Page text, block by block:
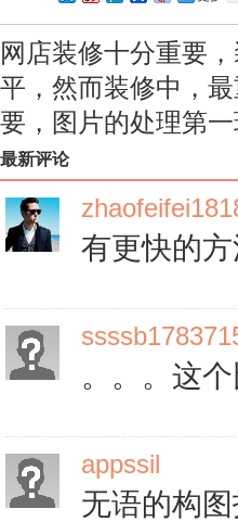
网店装修十分重要
平，然而装修中，
要，图片的处理第
最新评论
有更快的方
。。。这
appssil
无语的构